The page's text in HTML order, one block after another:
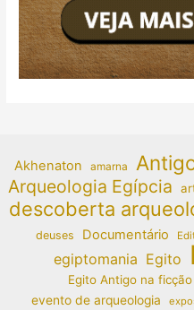
Akhenaton amarna
Arqueologia Egípcia
descoberta
deuses Documentário
egiptomania Egito
Egito Antigo na ficção
evento de arqueologia